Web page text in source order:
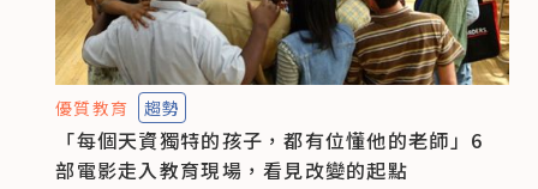
優質教育 趨勢
「每個天資獨特的孩子，都有位懂他的老師」6
部電影走入教育現場，看見改變的起點